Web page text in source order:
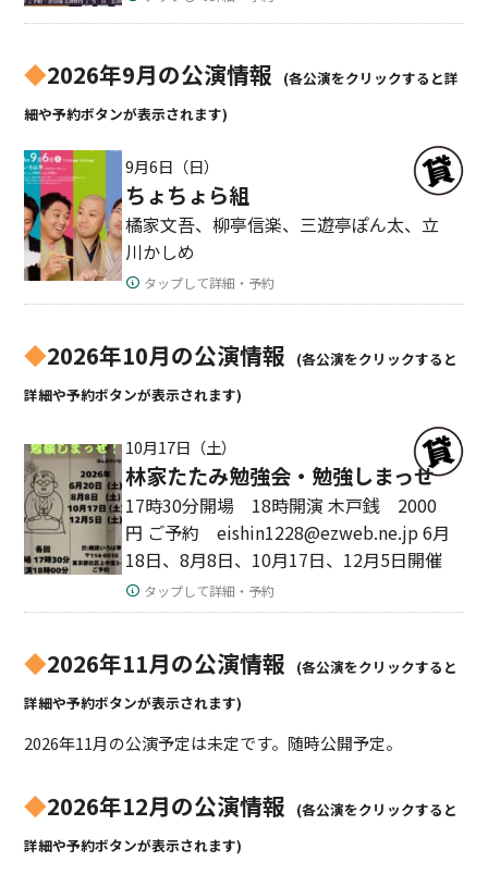
◆2026年9月の公演情報
(各公演をクリックすると詳
細や予約ボタンが表示されます)
9月6日（日）
ちょちょら組
橘家文吾、柳亭信楽、三遊亭ぽん太、立
川かしめ
タップして詳細・予約
◆2026年10月の公演情報
(各公演をクリックすると
詳細や予約ボタンが表示されます)
10月17日（土）
林家たたみ勉強会・勉強しまっせ
17時30分開場 18時開演 木戸銭 2000
円 ご予約 eishin1228@ezweb.ne.jp 6月
18日、8月8日、10月17日、12月5日開催
タップして詳細・予約
◆2026年11月の公演情報
(各公演をクリックすると
詳細や予約ボタンが表示されます)
2026年11月の公演予定は未定です。随時公開予定。
◆2026年12月の公演情報
(各公演をクリックすると
詳細や予約ボタンが表示されます)